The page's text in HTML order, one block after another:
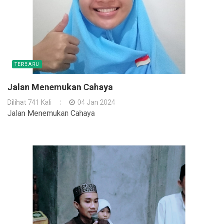
TERBARU
Jalan Menemukan Cahaya
Dilihat 741 Kali 04 Jan 2024
Jalan Menemukan Cahaya